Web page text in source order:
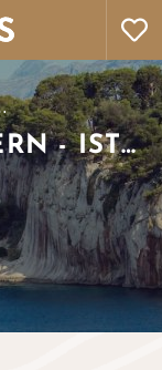
Glamping mit
GLAMPING MIT KINDERN - ISTRIEN